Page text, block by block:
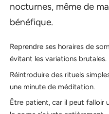
nocturnes, même de
bénéfique.
Reprendre ses horaires de
évitant les variations brutales.
Réintroduire des rituels
une minute de méditation.
Être patient, car il peut falloir